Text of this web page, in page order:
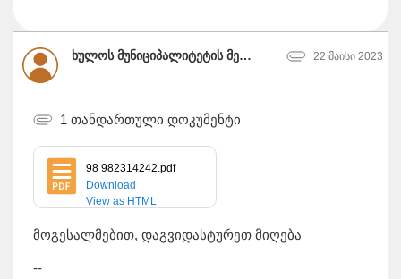
ხულოს მუნიციპალიტეტის მერია 22 მაისი 2023
1 თანდართული დოკუმენტი
98 982314242.pdf
Download
View as HTML
მოგესალმებით, დაგვიდასტურეთ მიღება
--